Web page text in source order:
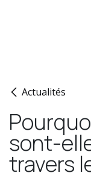
Actualités
sont-
travers